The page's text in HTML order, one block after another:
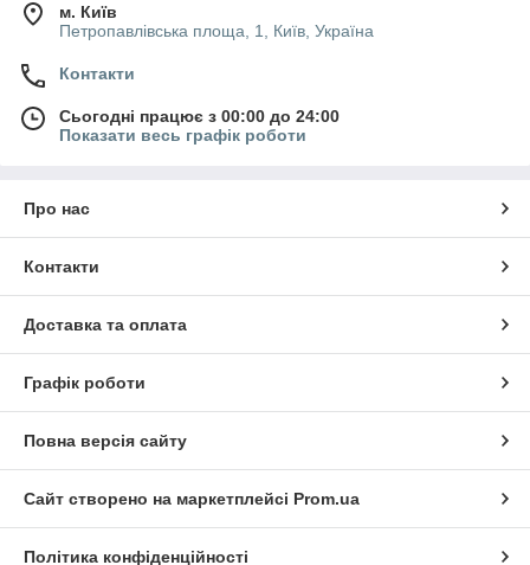
м. Київ
Петропавлівська площа, 1, Київ, Україна
Контакти
Сьогодні працює з 00:00 до 24:00
Показати весь графік роботи
Про нас
Контакти
Доставка та оплата
Графік роботи
Повна версія сайту
Сайт створено на маркетплейсі Prom.ua
Політика конфіденційності